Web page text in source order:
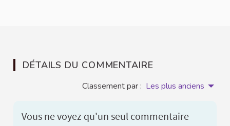
DÉTAILS DU COMMENTAIRE
Classement par : Les plus anciens
Vous ne voyez qu'un seul commentaire